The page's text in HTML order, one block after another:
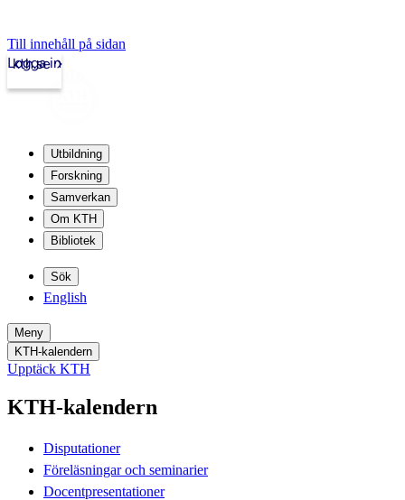
Till innehåll på sidan
kth.se
Logga in
Utbildning
Forskning
Samverkan
Om KTH
Bibliotek
Sök
English
Meny
KTH-kalendern
Upptäck KTH
KTH-kalendern
Disputationer
Föreläsningar och seminarier
Docentpresentationer